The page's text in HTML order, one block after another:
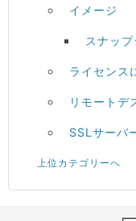
イメージ
スナップ
ライセンス
リモートデ
SSLサーバ
上位カテゴリーへ